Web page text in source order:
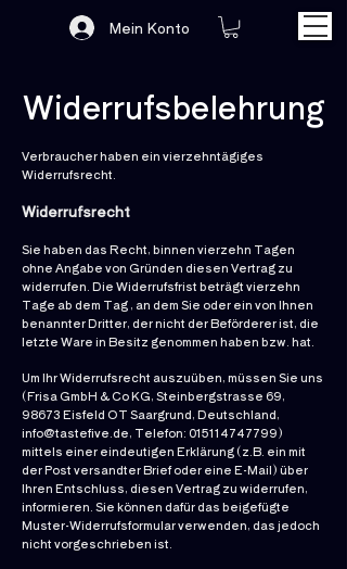
Mein Konto
Widerrufsbelehrung
Verbraucher haben ein vierzehntägiges
Widerrufsrecht.
Widerrufsrecht
Sie haben das Recht, binnen vierzehn Tagen
ohne Angabe von Gründen diesen Vertrag zu
widerrufen. Die Widerrufsfrist beträgt vierzehn
Tage ab dem Tag , an dem Sie oder ein von Ihnen
benannter Dritter, der nicht der Beförderer ist, die
letzte Ware in Besitz genommen haben bzw. hat.
Um Ihr Widerrufsrecht auszuüben, müssen Sie uns
(Frisa GmbH & Co KG, Steinbergstrasse 69,
98673 Eisfeld OT Saargrund, Deutschland,
info@tastefive.de, Telefon: 015114747799)
mittels einer eindeutigen Erklärung (z.B. ein mit
der Post versandter Brief oder eine E-Mail) über
Ihren Entschluss, diesen Vertrag zu widerrufen,
informieren. Sie können dafür das beigefügte
Muster-Widerrufsformular verwenden, das jedoch
nicht vorgeschrieben ist.